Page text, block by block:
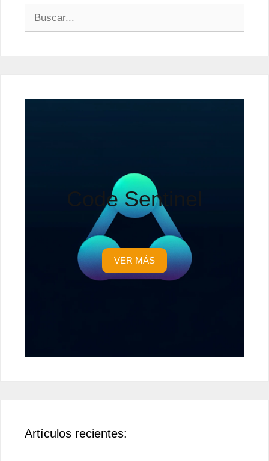
Code Sentinel
VER MÁS
Artículos recientes: